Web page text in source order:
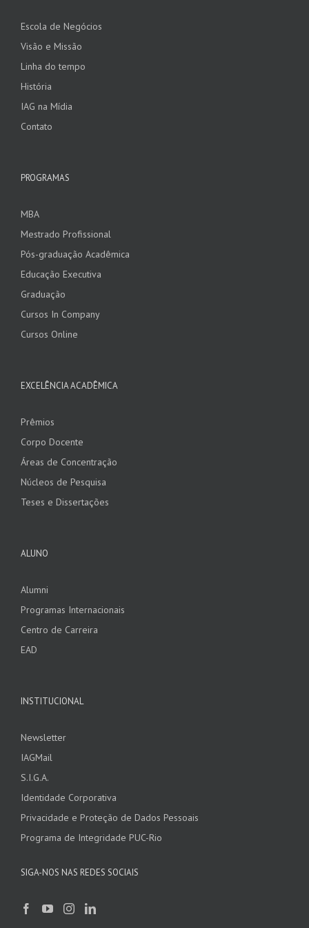
Escola de Negócios
Visão e Missão
Linha do tempo
História
IAG na Mídia
Contato
PROGRAMAS
MBA
Mestrado Profissional
Pós-graduação Acadêmica
Educação Executiva
Graduação
Cursos In Company
Cursos Online
EXCELÊNCIA ACADÊMICA
Prêmios
Corpo Docente
Áreas de Concentração
Núcleos de Pesquisa
Teses e Dissertações
ALUNO
Alumni
Programas Internacionais
Centro de Carreira
EAD
INSTITUCIONAL
Newsletter
IAGMail
S.I.G.A.
Identidade Corporativa
Privacidade e Proteção de Dados Pessoais
Programa de Integridade PUC-Rio
SIGA-NOS NAS REDES SOCIAIS